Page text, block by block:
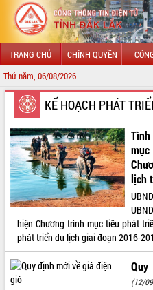
TRANG CHỦ CHÍNH QUYỀN
Thứ năm, 06/08/2026
GIỚI THIỆU
LÃNH ĐẠO UBND TỈNH
TIN TỨC SỰ KIỆN
SỞ, BAN, NGÀNH
THÔNG TIN CHỈ ĐẠO ĐIỀU HÀNH
HỆ THỐNG VĂN BẢN
KẾ HOẠCH PHÁT
lịch
hiện Chương trình mục tiêu phát
phát triển du lịch giai đoạn 2016-
(12/